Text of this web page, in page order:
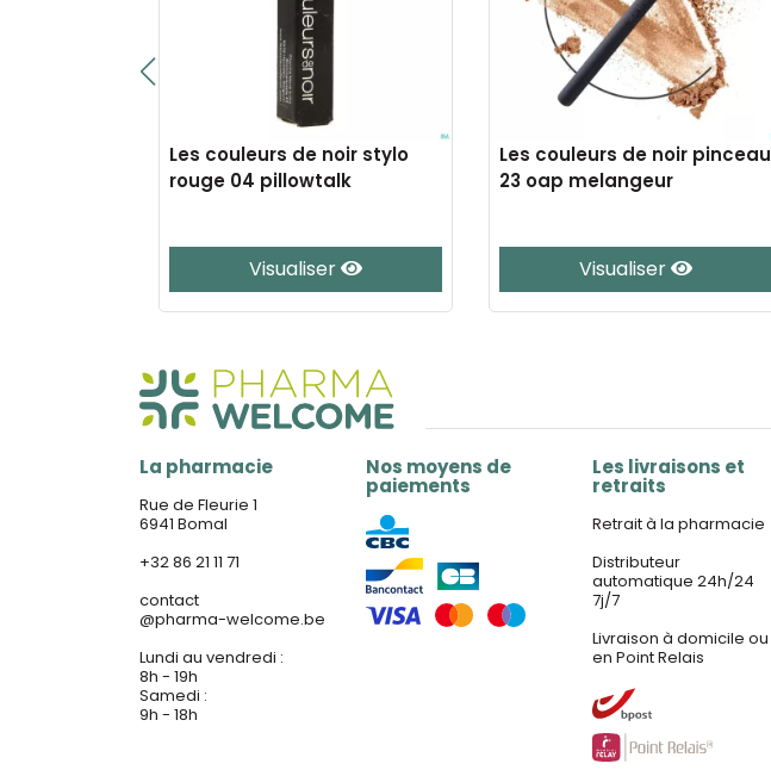
Les couleurs de noir stylo
rouge 04 pillowtalk
Visualiser
Les couleurs de noir pinceau
23 oap melangeur
Visualiser
La pharmacie
Rue de Fleurie 1
6941 Bomal
+32 86 21 11 71
contact
@pharma-welcome.be
Lundi au vendredi :
8h - 19h
Samedi :
9h - 18h
Nos moyens de
paiements
Les livraisons et
retraits
Retrait à la pharmacie
Distributeur
automatique 24h/24
7j/7
Livraison à domicile ou
en Point Relais